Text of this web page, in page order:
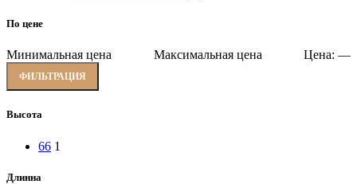
По цене
Минимальная цена Максимальная цена
ФИЛЬТРАЦИЯ
Цена: —
Высота
66 1
Длинна